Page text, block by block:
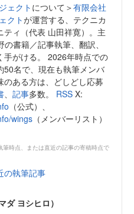
ェクト について＞有限会社
クトが運営する、テクニカ
ティ（代表 山田祥寛）。主
書籍／記事執筆、翻訳、
手がける。 2026年時点での
50名で、現在も執筆メンバ
のある方は、どしどし応募
記事多数。 RSS X:
（公式）、
wings （メンバーリスト）
筆時点、または直近の記事の寄稿時点で
の執筆記事
ダ ヨシヒロ）